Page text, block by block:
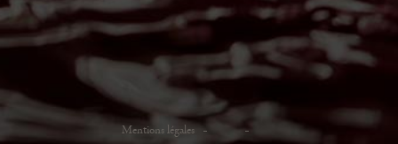
Mentions légales